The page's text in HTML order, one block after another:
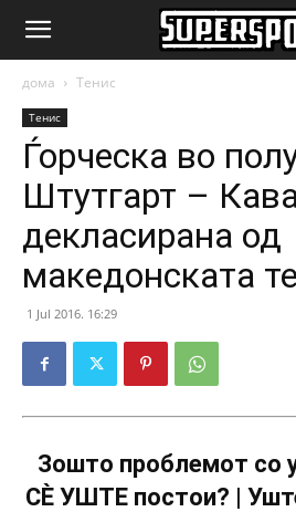
SuperSport.mk
дома Тенис
Тенис
Ѓорческа во
Штутгарт –
декласирана од
македонската
1 Jul 2016. 16:29
Зошто проблемот со
СÈ УШТЕ постои? |